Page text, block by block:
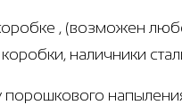
, (возможен
наличники